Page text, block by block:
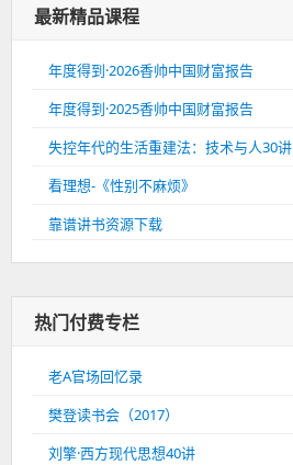
最新精品课程
年度得到·2026香帅中国财富报告
年度得到·2025香帅中国财富报告
失控年代的生活重建法：技术与人30讲
看理想-《性别不麻烦》
靠谱讲书资源下载
热门付费专栏
老A官场回忆录
樊登读书会（2017）
刘擎·西方现代思想40讲